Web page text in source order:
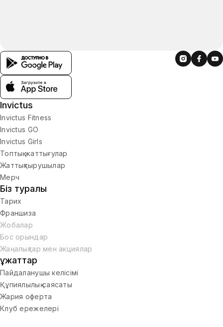
Invictus
Invictus Fitness
Invictus GO
Invictus Girls
Топтық жаттығулар
Жаттықтырушылар
Мерч
Біз туралы
Тарих
Франшиза
Жобалар
Бос орындар
Жаңалықтар мен акциялар
Құжаттар
Пайдаланушы келісімі
Құпиялылық саясаты
Жария оферта
Клуб ережелері